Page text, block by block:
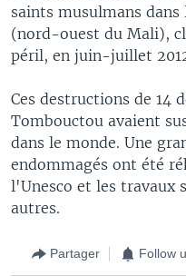
saints musulmans
(nord-ouest du Mali),
péril, en juin-juillet
Ces destructions de 14
Tombouctou avaient
dans le monde. Une
endommagés ont été
l'Unesco et les travaux
autres.
Partager Follow